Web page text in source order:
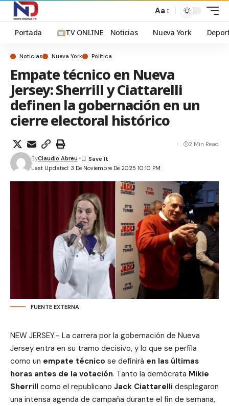
Aa
Portada TV ONLINE Noticias Nueva York
Noticias Nueva York Política
Empate técnico en Nueva
Jersey: Sherrill y Ciattarelli
definen la gobernación en un
cierre electoral histórico
Last Updated: 3 De Noviembre De 2025 10:10 PM
ByClaudio Abreu
2 Min Read
FUENTE EXTERNA
NEW JERSEY.- La carrera por la gobernación de Nueva
Jersey entra en su tramo decisivo, y lo que se perfila
como un empate técnico se definirá en las últimas
horas antes de la votación. Tanto la demócrata Mikie
Sherrill como el republicano Jack Ciattarelli desplegaron
una intensa agenda de campaña durante el fin de semana,